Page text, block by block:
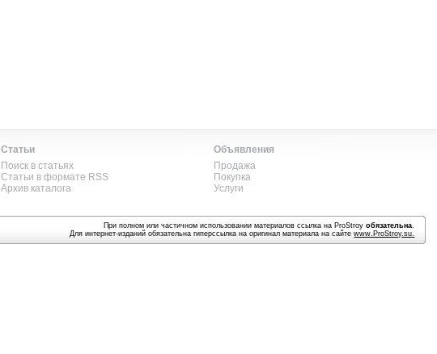
Статьи
Поиск в статьях
Статьи в формате RSS
Архив каталога
Объявления
Продажа
Покупка
Услуги
При полном или частичном использовании материалов ссылка на ProStroyобязательна.
Для интернет-изданий обязательна гиперссылка на оригинал материала на сайтеwww.ProStroy.su.